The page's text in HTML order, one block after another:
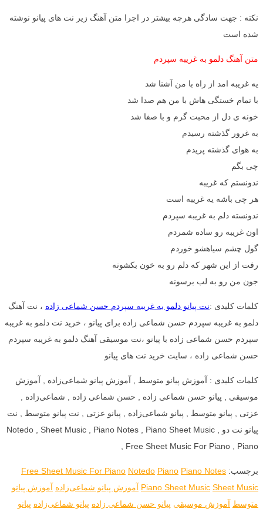
نکته : جهت سادگی هرچه بیشتر در اجرا متن آهنگ زیر نت های پیانو نوشته
شده است
متن آهنگ دلمو به غریبه سپردم
یه غریبه امد از راه با من آشنا شد
با تمام خستگی هاش با من هم صدا شد
خونه ی دل از محبت گرم و با صفا شد
به غرور گذشته رسیدم
به هوای گذشته پریدم
چی بگم
ندونستم که غریبه
هر چی باشه یه غریبه است
ندونسته دلم به غریبه سپردم
اون غریبه رو ساده شمردم
گول چشم سیاهشو خوردم
رفت از این شهر که دلم رو به خون بکشونه
جون من رو به لب برسونه
کلمات کلیدی :نت پیانو دلمو به غریبه سپردم حسن شماعی زاده ، نت آهنگ
دلمو به غریبه سپردم حسن شماعی زاده برای پیانو ، خرید نت دلمو به غریبه
سپردم حسن شماعی زاده با پیانو ،نت موسیقی آهنگ دلمو به غریبه سپردم
حسن شماعی زاده ، سایت خرید نت های پیانو
کلمات کلیدی : آموزش پیانو متوسط , آموزش پیانو شماعی‌زاده , آموزش
موسیقی , پیانو حسن شماعی زاده , حسن شماعی زاده , شماعی‌زاده ,
عزتی , پیانو متوسط , پیانو شماعی‌زاده , پیانو عزتی , نت پیانو متوسط , نت
پیانو نت دو , Notedo , Sheet Music , Piano Notes , Piano Sheet Music
, Free Sheet Music For Piano , Piano
برچسب: Free Sheet Music For Piano Notedo Piano Piano Notes
Piano Sheet Music Sheet Music آموزش پیانو شماعی‌زاده آموزش پیانو
متوسط آموزش موسیقی پیانو حسن شماعی زاده پیانو شماعی‌زاده پیانو